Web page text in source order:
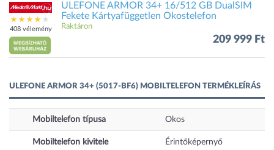
408 vélemény
ULEFONE ARMOR 34+ 16/512 GB DualSIM
Fekete Kártyafüggetlen Okostelefon
Raktáron
209 999 Ft
ULEFONE ARMOR 34+ (5017-BF6) MOBILTELEFON TERMÉKLEÍRÁS
Mobiltelefon típusa Okos
Mobiltelefon kivitele Érintőképernyő